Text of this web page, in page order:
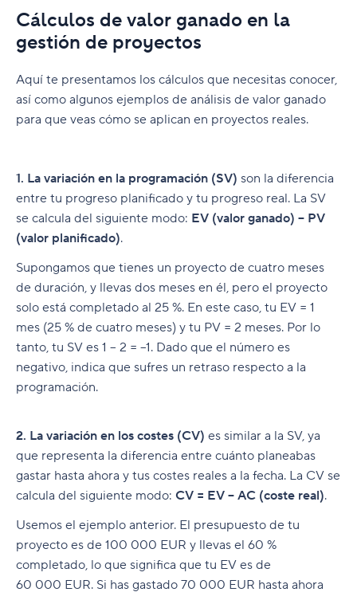
Cálculos de valor ganado en la
gestión de proyectos
Aquí te presentamos los cálculos que necesitas conocer,
así como algunos ejemplos de análisis de valor ganado
para que veas cómo se aplican en proyectos reales.
1. La variación en la programación (SV) son la diferencia
entre tu progreso planificado y tu progreso real. La SV
se calcula del siguiente modo: EV (valor ganado) – PV
(valor planificado).
Supongamos que tienes un proyecto de cuatro meses
de duración, y llevas dos meses en él, pero el proyecto
solo está completado al 25 %. En este caso, tu EV = 1
mes (25 % de cuatro meses) y tu PV = 2 meses. Por lo
tanto, tu SV es 1 – 2 = –1. Dado que el número es
negativo, indica que sufres un retraso respecto a la
programación.
2. La variación en los costes (CV) es similar a la SV, ya
que representa la diferencia entre cuánto planeabas
gastar hasta ahora y tus costes reales a la fecha. La CV se
calcula del siguiente modo: CV = EV – AC (coste real).
Usemos el ejemplo anterior. El presupuesto de tu
proyecto es de 100 000 EUR y llevas el 60 %
completado, lo que significa que tu EV es de
60 000 EUR. Si has gastado 70 000 EUR hasta ahora